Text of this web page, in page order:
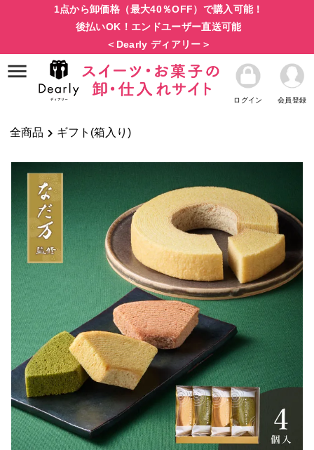
1点から卸価格（最大40％OFF）で購入可能！
後払いOK！エンドユーザー直送可能
＜Dearly ディアリー＞
ログイン 会員登録
全商品 ギフト(箱入り)